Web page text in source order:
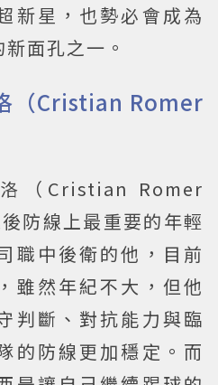
新星，也勢必會成為
面孔之一。
（Cristian Romer
（Cristian Romer
防線上最重要的年輕
職中後衛的他，目前
雖然年紀不大，但他
判斷、對抗能力與臨
的防線更加穩定。而